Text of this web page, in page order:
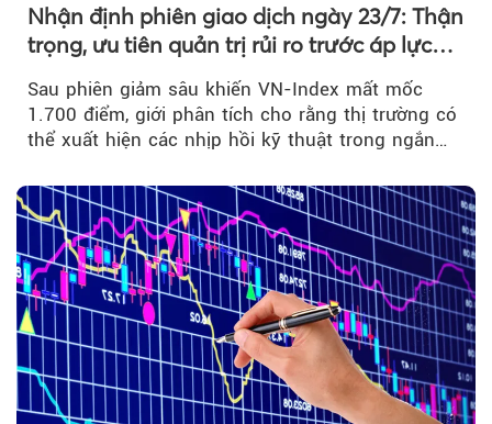
Nhận định phiên giao dịch ngày 23/7: Thận
trọng, ưu tiên quản trị rủi ro trước áp lực
Sau phiên giảm sâu khiến VN-Index mất mốc
1.700 điểm, giới phân tích cho rằng thị trường có
thể xuất hiện các nhịp hồi kỹ thuật trong ngắn